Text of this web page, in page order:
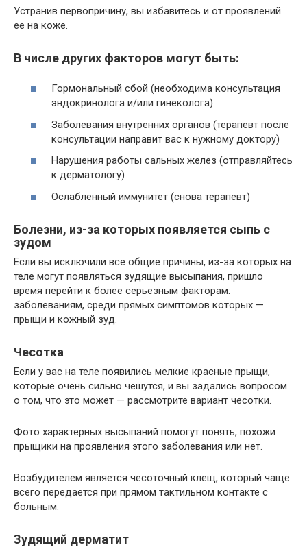
Устранив первопричину, вы избавитесь и от проявлений
ее на коже.
В числе других факторов могут быть:
Гормональный сбой (необходима консультация
эндокринолога и/или гинеколога)
Заболевания внутренних органов (терапевт после
консультации направит вас к нужному доктору)
Нарушения работы сальных желез (отправляйтесь
к дерматологу)
Ослабленный иммунитет (снова терапевт)
Болезни, из-за которых появляется сыпь с
зудом
Если вы исключили все общие причины, из-за которых на
теле могут появляться зудящие высыпания, пришло
время перейти к более серьезным факторам:
заболеваниям, среди прямых симптомов которых —
прыщи и кожный зуд.
Чесотка
Если у вас на теле появились мелкие красные прыщи,
которые очень сильно чешутся, и вы задались вопросом
о том, что это может — рассмотрите вариант чесотки.
Фото характерных высыпаний помогут понять, похожи
прыщики на проявления этого заболевания или нет.
Возбудителем является чесоточный клещ, который чаще
всего передается при прямом тактильном контакте с
больным.
Зудящий дерматит